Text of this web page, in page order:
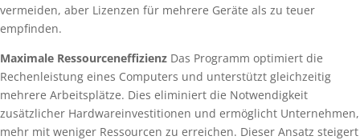
vermeiden, aber Lizenzen für mehrere Geräte als zu teuer
empfinden.
Maximale Ressourceneffizienz Das Programm optimiert die
Rechenleistung eines Computers und unterstützt gleichzeitig
mehrere Arbeitsplätze. Dies eliminiert die Notwendigkeit
zusätzlicher Hardwareinvestitionen und ermöglicht Unternehmen,
mehr mit weniger Ressourcen zu erreichen. Dieser Ansatz steigert